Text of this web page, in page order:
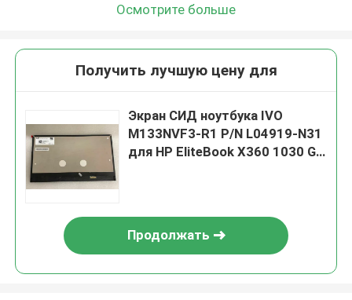
Осмотрите больше
Получить лучшую цену для
Экран СИД ноутбука IVO
M133NVF3-R1 P/N L04919-N31
для HP EliteBook X360 1030 G2
Продолжать